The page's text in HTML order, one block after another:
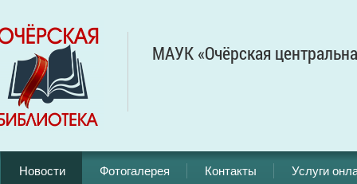
МАУК «Очёрская
Новости Фотогалерея Контакты Услуги